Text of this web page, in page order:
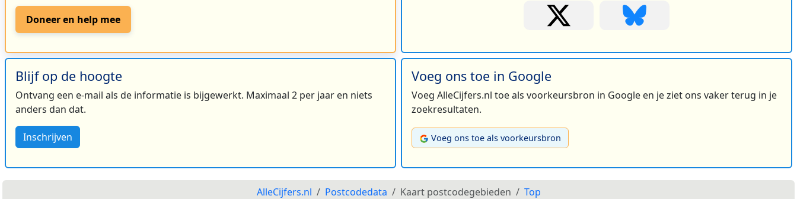
Doneer en help mee
Blijf op de hoogte
Ontvang een e-mail als de informatie is bijgewerkt. Maximaal 2 per jaar en niets
anders dan dat.
Inschrijven
Voeg ons toe in Google
Voeg AlleCijfers.nl toe als voorkeursbron in Google en je ziet ons vaker terug in je
zoekresultaten.
Voeg ons toe als voorkeursbron
AlleCijfers.nl Postcodedata Kaart postcodegebieden Top